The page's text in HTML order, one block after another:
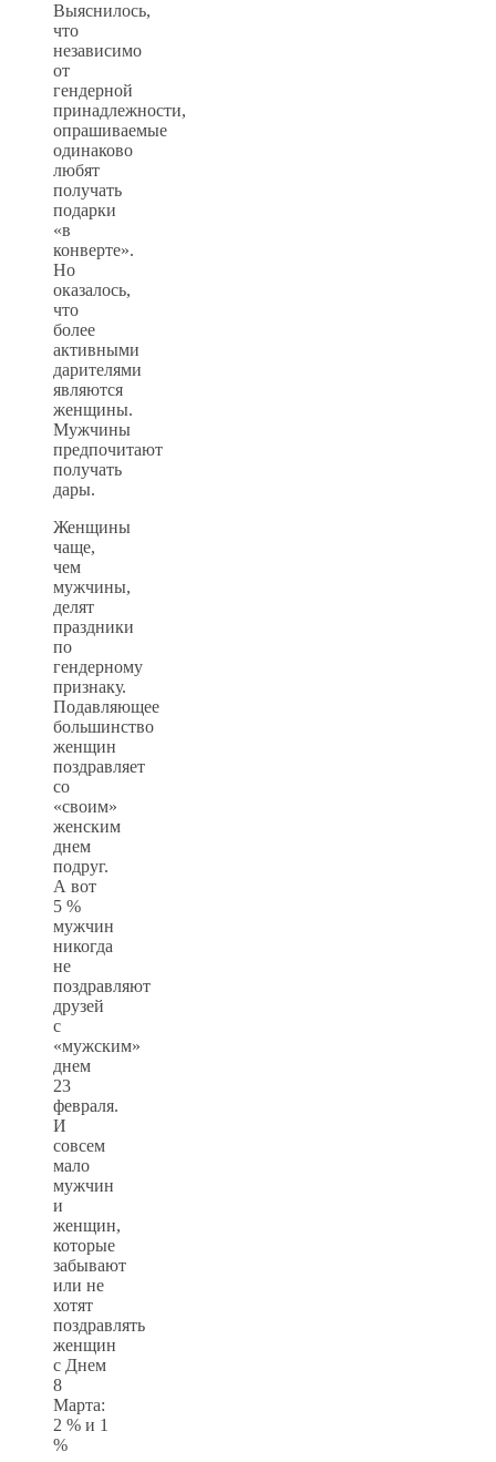
Выяснилось,
что
независимо
от
гендерной
принадлежности,
опрашиваемые
одинаково
любят
получать
подарки
«в
конверте».
Но
оказалось,
что
более
активными
дарителями
являются
женщины.
Мужчины
предпочитают
получать
дары.
Женщины
чаще,
чем
мужчины,
делят
праздники
по
гендерному
признаку.
Подавляющее
большинство
женщин
поздравляет
со
«своим»
женским
днем
подруг.
А вот
5 %
мужчин
никогда
не
поздравляют
друзей
с
«мужским»
днем
23
февраля.
И
совсем
мало
мужчин
и
женщин,
которые
забывают
или не
хотят
поздравлять
женщин
с Днем
8
Марта:
2 % и 1
%